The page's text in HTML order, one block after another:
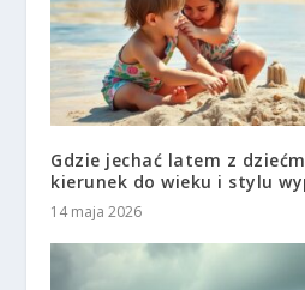
Gdzie jechać latem z
kierunek do wieku i stylu
14 maja 2026